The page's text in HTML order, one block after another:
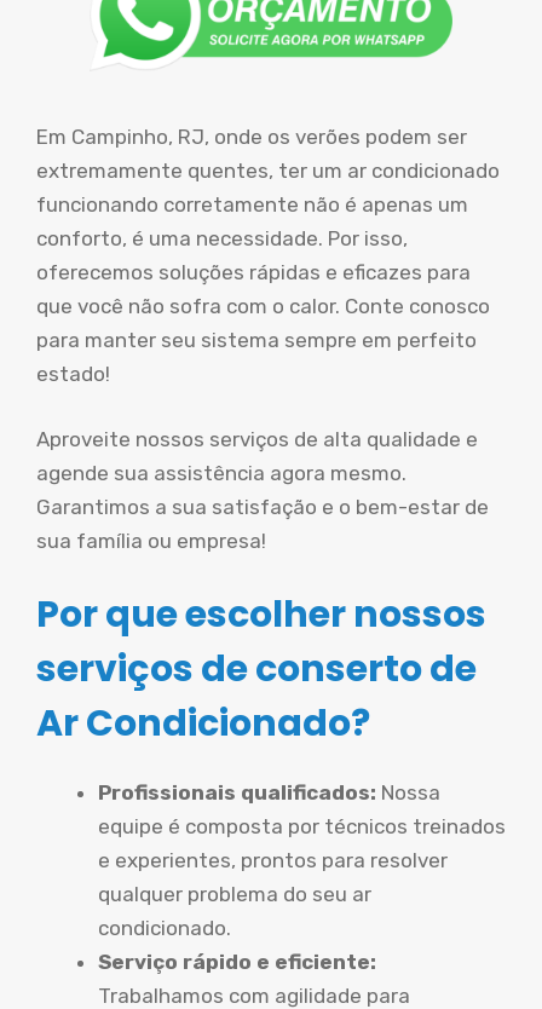
Em Campinho, RJ, onde os verões podem ser
extremamente quentes, ter um ar condicionado
funcionando corretamente não é apenas um
conforto, é uma necessidade. Por isso,
oferecemos soluções rápidas e eficazes para
que você não sofra com o calor. Conte conosco
para manter seu sistema sempre em perfeito
estado!
Aproveite nossos serviços de alta qualidade e
agende sua assistência agora mesmo.
Garantimos a sua satisfação e o bem-estar de
sua família ou empresa!
Por que escolher nossos
serviços de conserto de
Ar Condicionado?
Profissionais qualificados: Nossa
equipe é composta por técnicos treinados
e experientes, prontos para resolver
qualquer problema do seu ar
condicionado.
Serviço rápido e eficiente:
Trabalhamos com agilidade para